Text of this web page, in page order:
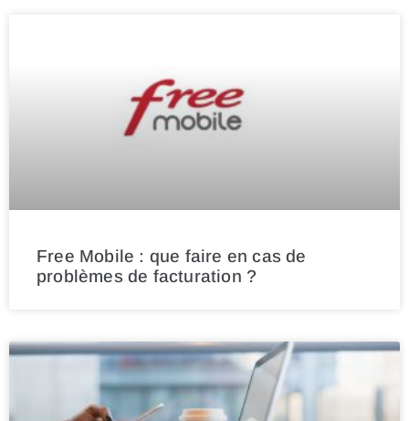
Free Mobile : que faire en cas de
problèmes de facturation ?